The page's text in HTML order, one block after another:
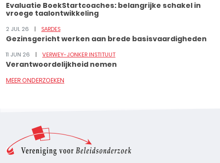
Evaluatie BoekStartcoaches: belangrijke schakel in
vroege taalontwikkeling
2 JUL 26 SARDES
Gezinsgericht werken aan brede basisvaardigheden
11 JUN 26 VERWEY-JONKER INSTITUUT
Verantwoordelijkheid nemen
MEER ONDERZOEKEN